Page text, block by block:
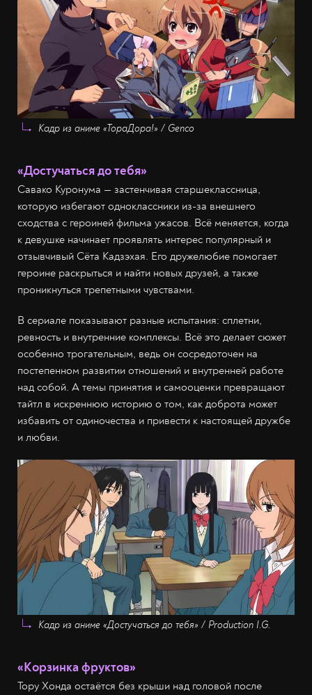
Кадр из аниме «ТораДора!» / Genco
«Достучаться до тебя»
Савако Куронума — застенчивая старшеклассница,
которую избегают одноклассники из-за внешнего
сходства с героиней фильма ужасов. Всё меняется, когда
к девушке начинает проявлять интерес популярный и
отзывчивый Сёта Кадзэхая. Его дружелюбие помогает
героине раскрыться и найти новых друзей, а также
проникнуться трепетными чувствами.
В сериале показывают разные испытания: сплетни,
ревность и внутренние комплексы. Всё это делает сюжет
особенно трогательным, ведь он сосредоточен на
постепенном развитии отношений и внутренней работе
над собой. А темы принятия и самооценки превращают
тайтл в искреннюю историю о том, как доброта может
избавить от одиночества и привести к настоящей дружбе
и любви.
Кадр из аниме «Достучаться до тебя» / Production I.G.
«Корзинка фруктов»
Тору Хонда остаётся без крыши над головой после